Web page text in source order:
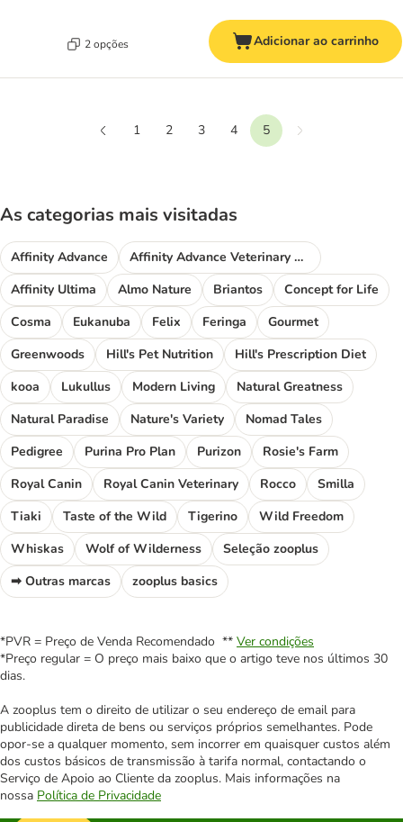
2 opções Adicionar ao carrinho
1 2 3 4 5 Seguinte
As categorias mais visitadas
Affinity Advance
Affinity Advance Veterinary Diets
Affinity Ultima
Almo Nature Briantos
Concept for Life
Cosma
Eukanuba Felix Feringa
Gourmet
Greenwoods
Hill's Pet Nutrition
Hill's Prescription Diet
kooa
Lukullus Modern Living
Natural Greatness
Natural Paradise
Nature's Variety
Nomad Tales
Pedigree
Purina Pro Plan Purizon
Rosie's Farm
Royal Canin
Royal Canin Veterinary Rocco
Smilla
Tiaki
Taste of the Wild Tigerino
Wild Freedom
Whiskas
Wolf of Wilderness
Seleção zooplus
➡ Outras marcas
zooplus basics
*PVR = Preço de Venda Recomendado ** Ver condições
*Preço regular = O preço mais baixo que o artigo teve nos últimos 30
dias.
A zooplus tem o direito de utilizar o seu endereço de email para
publicidade direta de bens ou serviços próprios semelhantes. Pode
opor-se a qualquer momento, sem incorrer em quaisquer custos além
dos custos básicos de transmissão à tarifa normal, contactando o
Serviço de Apoio ao Cliente da zooplus. Mais informações na
nossa Política de Privacidade